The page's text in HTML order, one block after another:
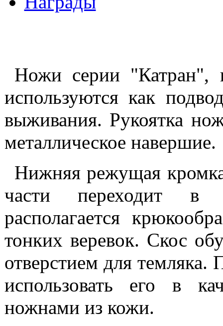
Ножи серии "Катран",
используются как
выживания. Рукоятка
металлическое навершие.
Нижняя режущая
части переходит в
располагается
тонких веревок. Скос
отверстием для темляка.
использовать его в
ножнами из кожи.